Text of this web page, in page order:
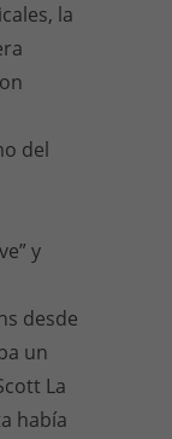
la
del
y
desde
un
La
había